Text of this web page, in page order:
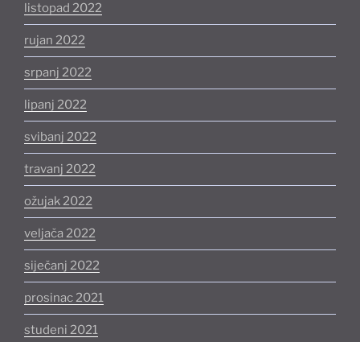
listopad 2022
rujan 2022
srpanj 2022
lipanj 2022
svibanj 2022
travanj 2022
ožujak 2022
veljača 2022
siječanj 2022
prosinac 2021
studeni 2021